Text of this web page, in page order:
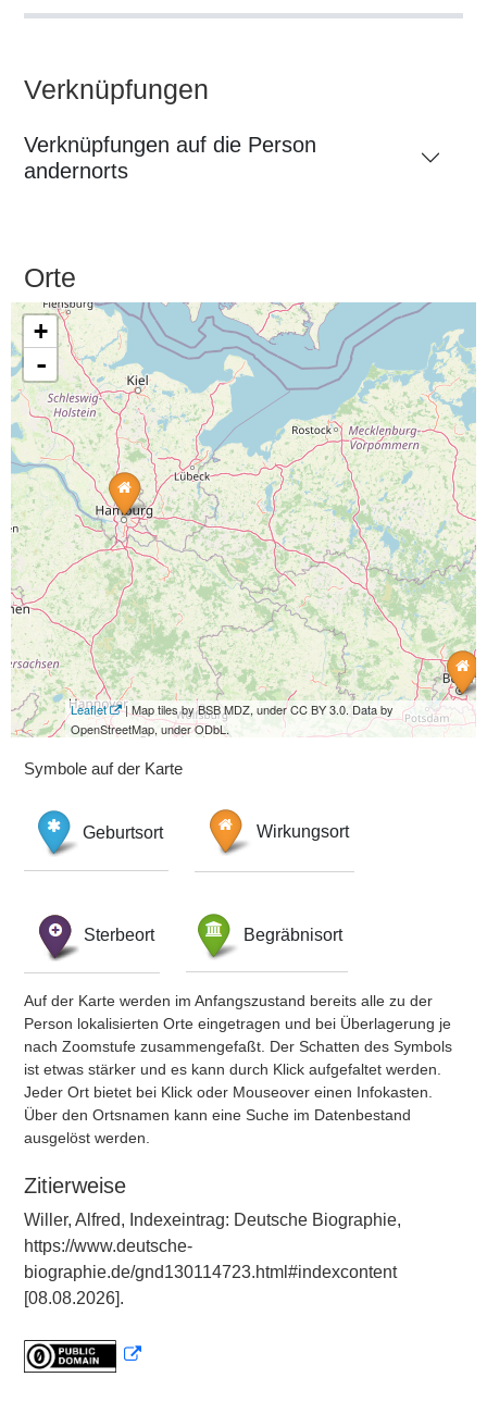
Verknüpfungen
Verknüpfungen auf die Person
andernorts
Orte
+
-
Leaflet
| Map tiles by BSB MDZ, under CC BY 3.0. Data by
OpenStreetMap, under ODbL.
Symbole auf der Karte
Geburtsort Wirkungsort
Sterbeort Begräbnisort
Auf der Karte werden im Anfangszustand bereits alle zu der
Person lokalisierten Orte eingetragen und bei Überlagerung je
nach Zoomstufe zusammengefaßt. Der Schatten des Symbols
ist etwas stärker und es kann durch Klick aufgefaltet werden.
Jeder Ort bietet bei Klick oder Mouseover einen Infokasten.
Über den Ortsnamen kann eine Suche im Datenbestand
ausgelöst werden.
Zitierweise
Willer, Alfred, Indexeintrag: Deutsche Biographie,
https://www.deutsche-
biographie.de/gnd130114723.html#indexcontent
[08.08.2026].